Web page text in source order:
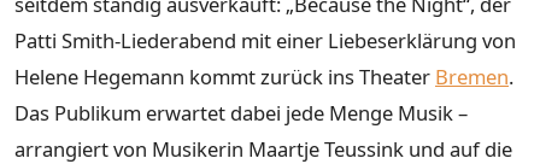
Patti Smith-Liederabend mit einer Liebeserklärung von
Helene Hegemann kommt zurück ins Theater Bremen.
Das Publikum erwartet dabei jede Menge Musik –
arrangiert von Musikerin Maartje Teussink und auf die